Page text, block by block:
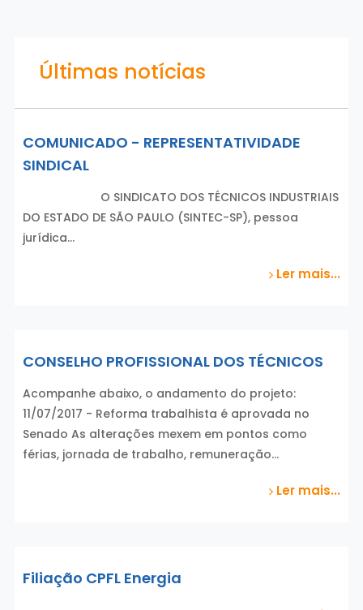
Últimas notícias
COMUNICADO - REPRESENTATIVIDADE
SINDICAL
O SINDICATO DOS TÉCNICOS INDUSTRIAIS
DO ESTADO DE SÃO PAULO (SINTEC-SP), pessoa
jurídica…
Ler mais...
CONSELHO PROFISSIONAL DOS TÉCNICOS
Acompanhe abaixo, o andamento do projeto:
11/07/2017 - Reforma trabalhista é aprovada no
Senado As alterações mexem em pontos como
férias, jornada de trabalho, remuneração…
Ler mais...
Filiação CPFL Energia